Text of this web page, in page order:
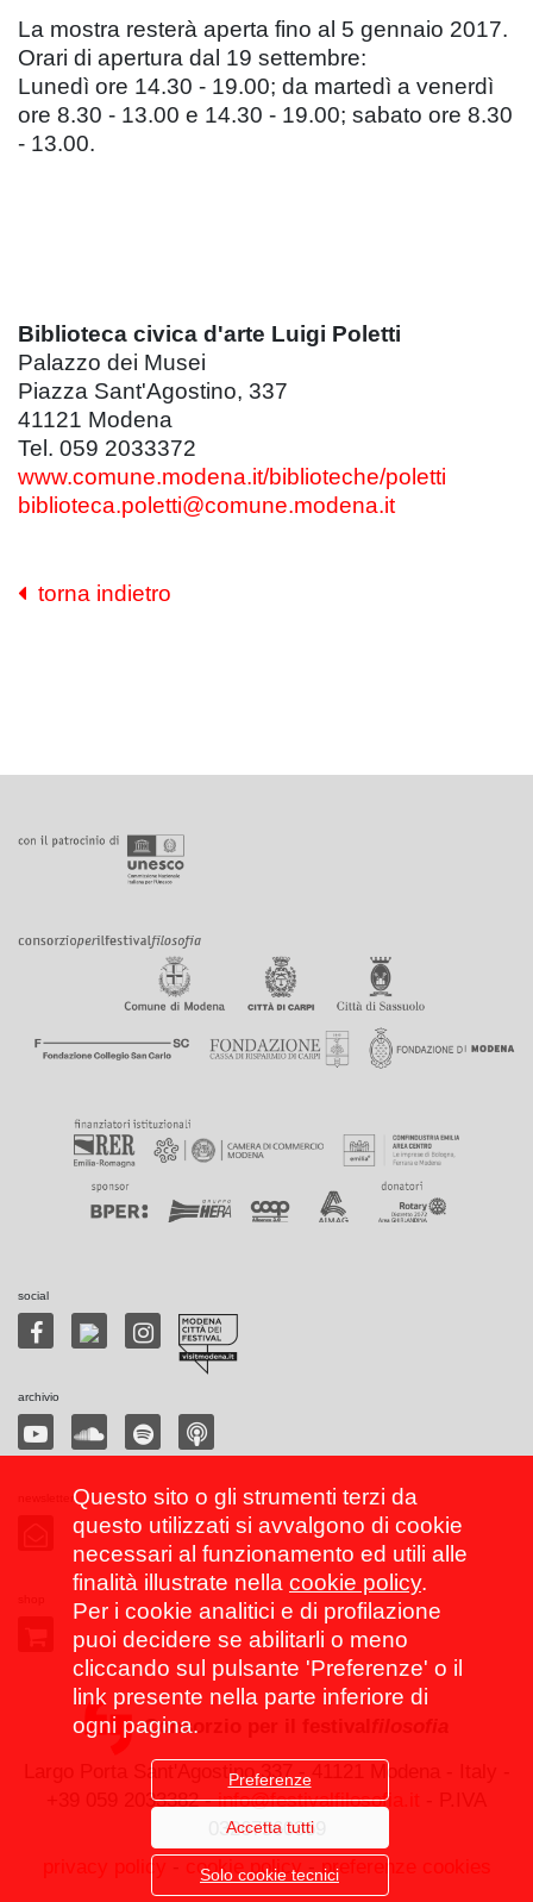
La mostra resterà aperta fino al 5 gennaio 2017.
Orari di apertura dal 19 settembre:
Lunedì ore 14.30 - 19.00; da martedì a venerdì
ore 8.30 - 13.00 e 14.30 - 19.00; sabato ore 8.30
- 13.00.
Biblioteca civica d'arte Luigi Poletti
Palazzo dei Musei
Piazza Sant'Agostino, 337
41121 Modena
Tel. 059 2033372
www.comune.modena.it/biblioteche/poletti
biblioteca.poletti@comune.modena.it
torna indietro
social
archivio
Consorzio per il festival
Largo Porta Sant'Agostino 337 - 41121 Modena - Italy -
+39 059 2033382 -info@festivalfilosofia.it
03267560369
cookie policy-preferenze cookies
Questo sito o gli strumenti terzi da
questo utilizzati si avvalgono di cookie
necessari al funzionamento ed utili alle
finalità illustrate nella cookie policy.
Per i cookie analitici e di profilazione
puoi decidere se abilitarli o meno
cliccando sul pulsante 'Preferenze' o il
link presente nella parte inferiore di
ogni pagina.
Preferenze
Accetta tutti
Solo cookie tecnici